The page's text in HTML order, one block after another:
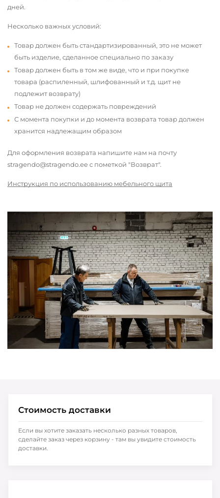
дней.
Несколько важных условий:
Товар должен быть стандартизированный, это не может
быть изделие, сделанное специально по заказу
Товар должен быть в том же виде, что и при покупке
товара (распиленный, шлифованный и т.д. щит не
подлежит возврату)
Товар не должен содержать повреждений
С момента покупки и до момента возврата товар должен
хранится надлежащим образом
Для оформления возврата напишите нам на почту
stragendo@stragendo.ee с пометкой "Возврат".
Инструкция по использованию мебельного щита
Стоимость доставки
Если вы хотите заказать несколько разных товаров,
сделайте заказ через корзину - там вы увидите стоимость
доставки.